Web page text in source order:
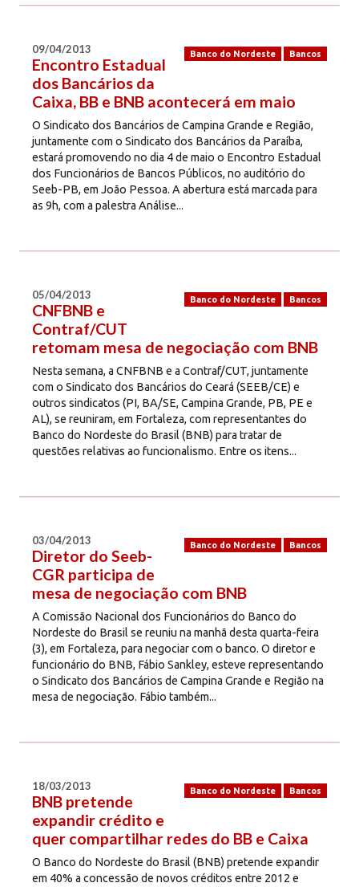
Banco do Nordeste Bancos
09/04/2013
Encontro Estadual
dos Bancários da
Caixa, BB e BNB acontecerá em maio
O Sindicato dos Bancários de Campina Grande e Região,
juntamente com o Sindicato dos Bancários da Paraíba,
estará promovendo no dia 4 de maio o Encontro Estadual
dos Funcionários de Bancos Públicos, no auditório do
Seeb-PB, em João Pessoa. A abertura está marcada para
as 9h, com a palestra Análise...
Banco do Nordeste Bancos
05/04/2013
CNFBNB e
Contraf/CUT
retomam mesa de negociação com BNB
Nesta semana, a CNFBNB e a Contraf/CUT, juntamente
com o Sindicato dos Bancários do Ceará (SEEB/CE) e
outros sindicatos (PI, BA/SE, Campina Grande, PB, PE e
AL), se reuniram, em Fortaleza, com representantes do
Banco do Nordeste do Brasil (BNB) para tratar de
questões relativas ao funcionalismo. Entre os itens...
Banco do Nordeste Bancos
03/04/2013
Diretor do Seeb-
CGR participa de
mesa de negociação com BNB
A Comissão Nacional dos Funcionários do Banco do
Nordeste do Brasil se reuniu na manhã desta quarta-feira
(3), em Fortaleza, para negociar com o banco. O diretor e
funcionário do BNB, Fábio Sankley, esteve representando
o Sindicato dos Bancários de Campina Grande e Região na
mesa de negociação. Fábio também...
Banco do Nordeste Bancos
18/03/2013
BNB pretende
expandir crédito e
quer compartilhar redes do BB e Caixa
O Banco do Nordeste do Brasil (BNB) pretende expandir
em 40% a concessão de novos créditos entre 2012 e